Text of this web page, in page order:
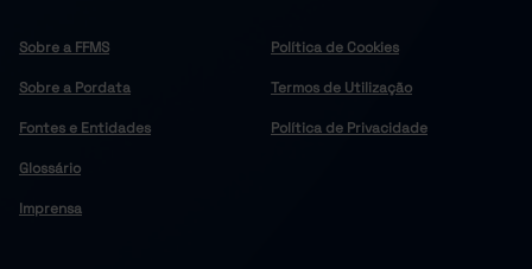
Sobre a FFMS
Sobre a Pordata
Fontes e Entidades
Glossário
Imprensa
Política de Cookies
Termos de Utilização
Política de Privacidade